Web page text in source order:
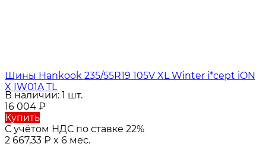
Шины Hankook 235/55R19 105V XL Winter i*cept iON
X IW01A TL
В наличии: 1 шт.
16 004 ₽
Купить
С учётом НДС по ставке 22%
2 667,33 ₽ x 6 мес.